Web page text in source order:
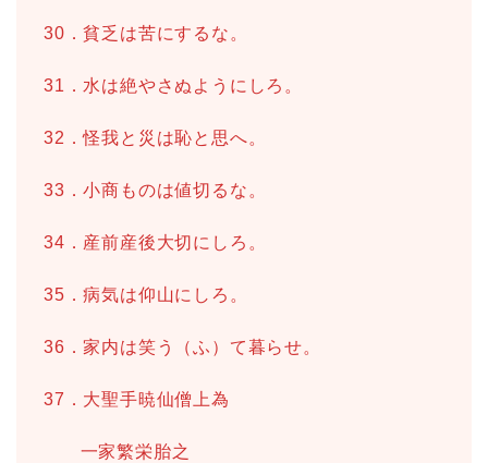
30．貧乏は苦にするな。
31．水は絶やさぬようにしろ。
32．怪我と災は恥と思へ。
33．小商ものは値切るな。
34．産前産後大切にしろ。
35．病気は仰山にしろ。
36．家内は笑う（ふ）て暮らせ。
37．大聖手暁仙僧上為
一家繁栄胎之